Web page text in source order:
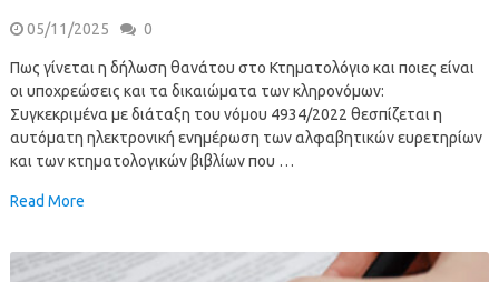
05/11/2025 0
Πως γίνεται η δήλωση θανάτου στο Κτηματολόγιο και ποιες είναι
οι υποχρεώσεις και τα δικαιώματα των κληρονόμων:
Συγκεκριμένα με διάταξη του νόμου 4934/2022 θεσπίζεται η
αυτόματη ηλεκτρονική ενημέρωση των αλφαβητικών ευρετηρίων
και των κτηματολογικών βιβλίων που …
Read More